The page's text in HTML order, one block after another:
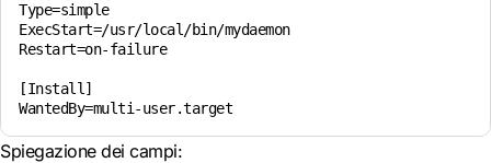
Type=simple
ExecStart=/usr/local/bin/mydaemon
Restart=on-failure
[Install]
Spiegazione dei campi: